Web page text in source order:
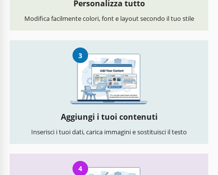
Personalizza tutto
Modifica facilmente colori, font e layout secondo il tuo stile
3
Aggiungi i tuoi contenuti
Inserisci i tuoi dati, carica immagini e sostituisci il testo
4